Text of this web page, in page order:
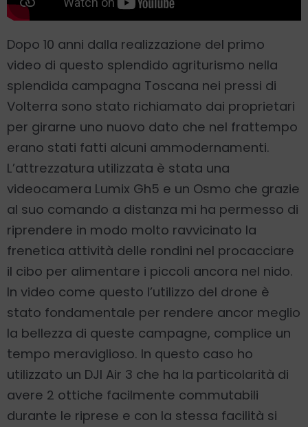
Dopo 10 anni dalla realizzazione del primo
video di questo splendido agriturismo nella
splendida campagna Toscana nei pressi di
Volterra sono stato richiamato dai proprietari
per girarne uno nuovo dato che nel frattempo
erano stati fatti alcuni ammodernamenti.
L’attrezzatura utilizzata è stata una
videocamera Lumix Gh5 e un Osmo che grazie
al suo comando a distanza mi ha permesso di
riprendere in modo molto ravvicinato la
frenetica attività delle rondini nel procacciare
il cibo per alimentare i piccoli ancora nel nido.
In video come questo l’utilizzo del drone è
stato fondamentale per rendere ancor meglio
la bellezza di queste campagne, complice un
tempo meraviglioso. In questo caso ho
utilizzato un DJI Air 3 che ha la particolarità di
avere 2 ottiche facilmente commutabili
durante le riprese e con la stessa facilità si